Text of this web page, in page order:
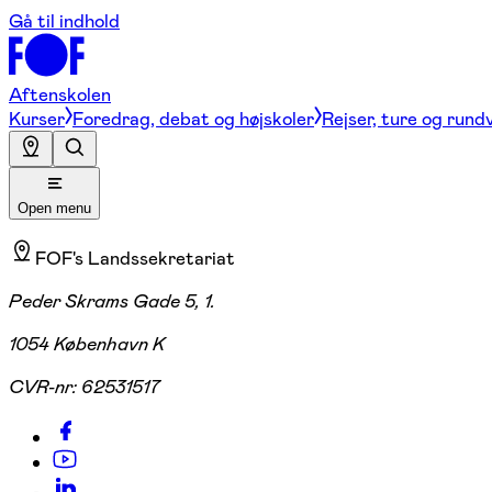
Gå til indhold
Aftenskolen
Kurser Foredrag, debat og højskoler Rejser, ture og
Open menu
FOF's Landssekretariat
Peder Skrams Gade 5, 1.
1054 København K
CVR-nr: 62531517